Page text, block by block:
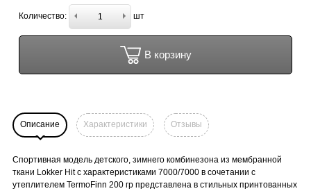
Количество: шт
В корзину
Описание Характеристики Отзывы
Спортивная модель детского, зимнего комбинезона из мембранной
ткани Lokker Hit с характеристиками 7000/7000 в сочетании с
утеплителем TermoFinn 200 гр представлена в стильных принтованных